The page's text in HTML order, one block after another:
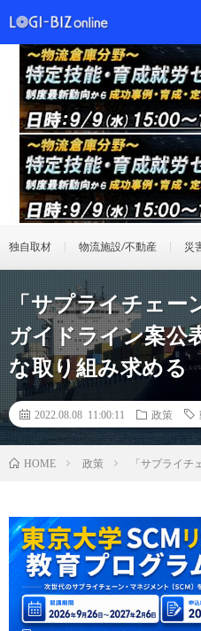
独自取材 物流施設/不動産 災
「サプライチェ
ガイドライン案公
な取り組み求める
2022.08.08 11:00:11 政策
HOME 政策 「サプライ